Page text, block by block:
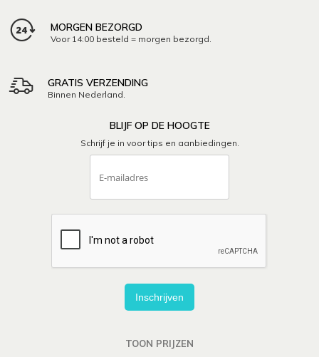
MORGEN BEZORGD
Voor 14:00 besteld = morgen bezorgd.
GRATIS VERZENDING
Binnen Nederland.
BLIJF OP DE HOOGTE
Schrijf je in voor tips en aanbiedingen.
Inschrijven
TOON PRIJZEN